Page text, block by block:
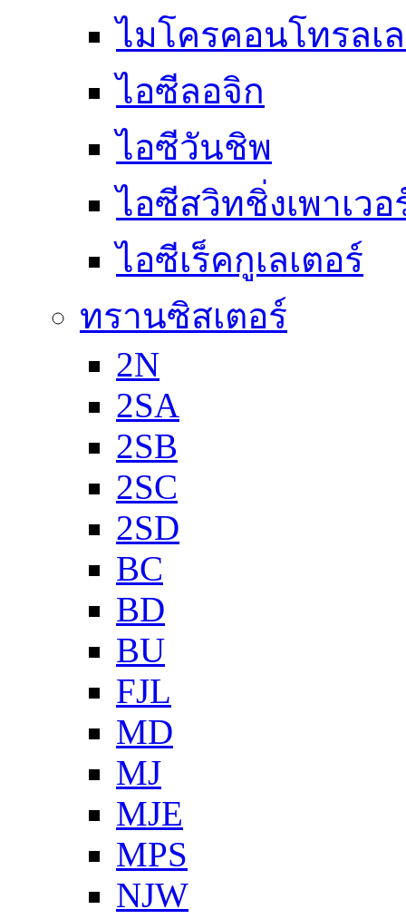
ไมโครคอนโทรลเ
ไอซีลอจิก
ไอซีวันชิพ
ไอซีสวิทชิ่งเพาเว
ไอซีเร็คกูเลเตอร์
ทรานซิสเตอร์
2N
2SA
2SB
2SC
2SD
BC
BD
BU
FJL
MD
MJ
MJE
MPS
NJW